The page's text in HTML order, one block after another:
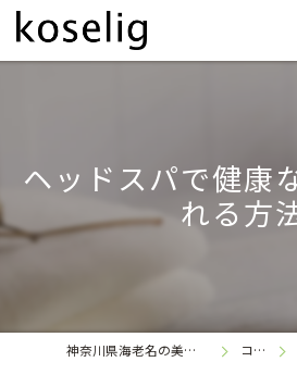
ヘッドスパで健康
れる方
神奈川県海老名の美容室なら koselig
コラム